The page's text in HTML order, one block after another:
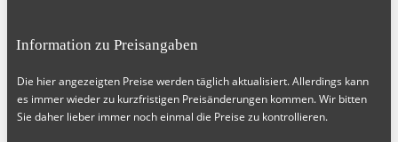
Information zu Preisangaben
Die hier angezeigten Preise werden täglich aktualisiert. Allerdings kann
es immer wieder zu kurzfristigen Preisänderungen kommen. Wir bitten
Sie daher lieber immer noch einmal die Preise zu kontrollieren.